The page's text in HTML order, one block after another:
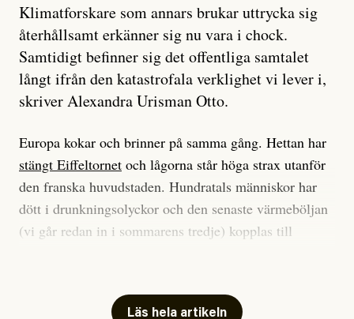
Klimatforskare som annars brukar uttrycka sig
återhållsamt erkänner sig nu vara i chock.
Samtidigt befinner sig det offentliga samtalet
långt ifrån den katastrofala verklighet vi lever i,
skriver Alexandra Urisman Otto.
Europa kokar och brinner på samma gång. Hettan har
stängt Eiffeltornet och lågorna står höga strax utanför
den franska huvudstaden. Hundratals människor har
dött i drunkningsolyckor och den senaste värmeböljan
(vi går redan in i sommarens tredje) kopplas till
Har du också panik i hettan? Känns det som en
Läs hela artikeln